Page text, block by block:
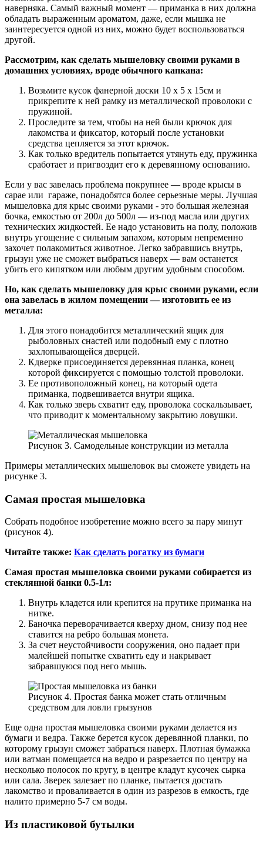
наверняка. Самый важный момент — приманка в них должна
обладать выраженным ароматом, даже, если мышка не
заинтересуется одной из них, можно будет воспользоваться
другой.
Рассмотрим, как сделать мышеловку своими руками в
домашних условиях, вроде обычного капкана:
Возьмите кусок фанерной доски 10 х 5 х 15см и
прикрепите к ней рамку из металлической проволоки с
пружиной.
Проследите за тем, чтобы на ней были крючок для
лакомства и фиксатор, который после установки
средства цепляется за этот крючок.
Как только вредитель попытается утянуть еду, пружинка
сработает и пригвоздит его к деревянному основанию.
Если у вас завелась проблема покрупнее — вроде крысы в
сарае или гараже, понадобятся более серьезные меры. Лучшая
мышеловка для крыс своими руками - это большая железная
бочка, емкостью от 200л до 500л — из-под масла или других
технических жидкостей. Ее надо установить на полу, положив
внутрь угощение с сильным запахом, которым непременно
захочет полакомиться животное. Легко забравшись внутрь,
грызун уже не сможет выбраться наверх — вам останется
убить его кипятком или любым другим удобным способом.
Но, как сделать мышеловку для крыс своими руками, если
она завелась в жилом помещении — изготовить ее из
металла:
Для этого понадобится металлический ящик для
рыболовных снастей или подобный ему с плотно
захлопывающейся дверцей.
Кдверке присоединяется деревянная планка, конец
которой фиксируется с помощью толстой проволоки.
Ее противоположный конец, на который одета
приманка, подвешивается внутри ящика.
Как только зверь схватит еду, проволока соскальзывает,
что приводит к моментальному закрытию ловушки.
Рисунок 3. Самодельные конструкции из металла
Примеры металлических мышеловок вы сможете увидеть на
рисунке 3.
Самая простая мышеловка
Собрать подобное изобретение можно всего за пару минут
(рисунок 4).
Читайте также: Как сделать рогатку из бумаги
Самая простая мышеловка своими руками собирается из
стеклянной банки 0.5-1л:
Внутрь кладется или крепится на прутике приманка на
нитке.
Баночка переворачивается кверху дном, снизу под нее
ставится на ребро большая монета.
За счет неустойчивости сооружения, оно падает при
малейшей попытке схватить еду и накрывает
забравшуюся под него мышь.
Рисунок 4. Простая банка может стать отличным
средством для ловли грызунов
Еще одна простая мышеловка своими руками делается из
бумаги и ведра. Также берется кусок деревянной планки, по
которому грызун сможет забраться наверх. Плотная бумажка
или ватман помещается на ведро и разрезается по центру на
несколько полосок по кругу, в центре кладут кусочек сырка
или сала. Зверек залезает по планке, пытается достать
лакомство и проваливается в один из разрезов в емкость, где
налито примерно 5-7 см воды.
Из пластиковой бутылки